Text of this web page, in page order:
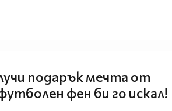
подарък мечта от
фен би го искал!